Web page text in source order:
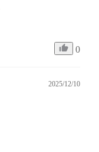
0
2025/12/10